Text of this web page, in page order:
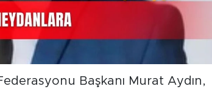
Başkanı Murat Aydın,